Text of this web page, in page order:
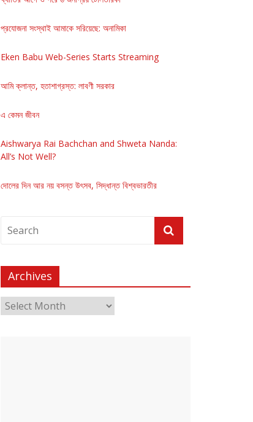
প্রযোজনা সংস্থাই আমাকে সরিয়েছে: অনামিকা
Eken Babu Web-Series Starts Streaming
আমি ক্লান্ত, হতাশাগ্রস্ত: লাবণী সরকার
এ কেমন জীবন
Aishwarya Rai Bachchan and Shweta Nanda:
All’s Not Well?
দোলের দিন আর নয় বসন্ত উৎসব, সিদ্ধান্ত বিশ্বভারতীর
Archives